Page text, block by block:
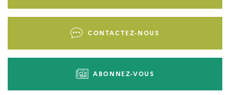
-
CONTACTEZ-NOUS
ABONNEZ-VOUS